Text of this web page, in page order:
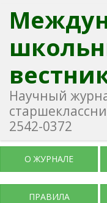
Научный
2542-0372
О ЖУРНАЛЕ
ПРАВИЛА